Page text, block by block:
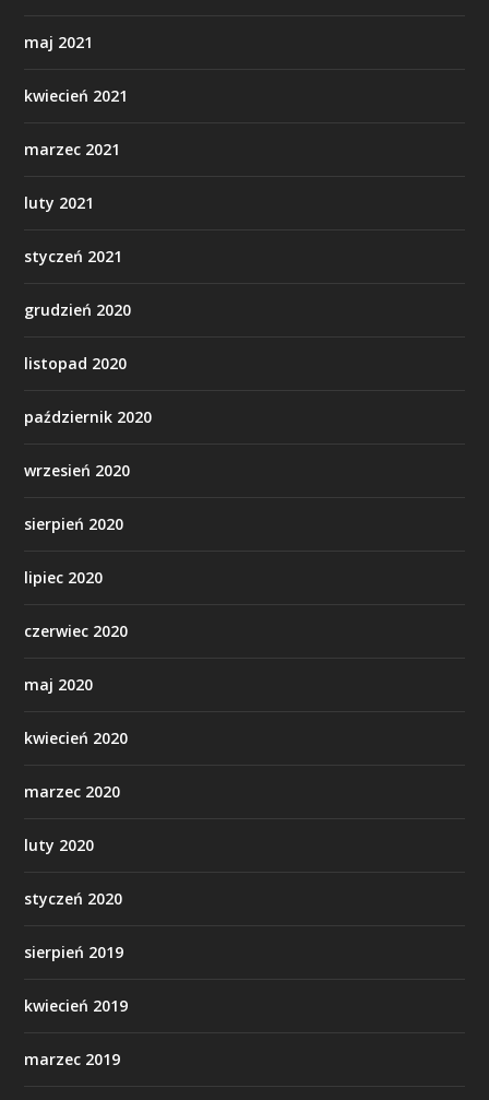
maj 2021
kwiecień 2021
marzec 2021
luty 2021
styczeń 2021
grudzień 2020
listopad 2020
październik 2020
wrzesień 2020
sierpień 2020
lipiec 2020
czerwiec 2020
maj 2020
kwiecień 2020
marzec 2020
luty 2020
styczeń 2020
sierpień 2019
kwiecień 2019
marzec 2019